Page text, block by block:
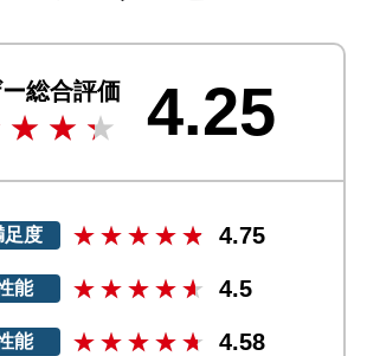
総合評価 4.25
足度 4.75
能 4.5
能 4.58